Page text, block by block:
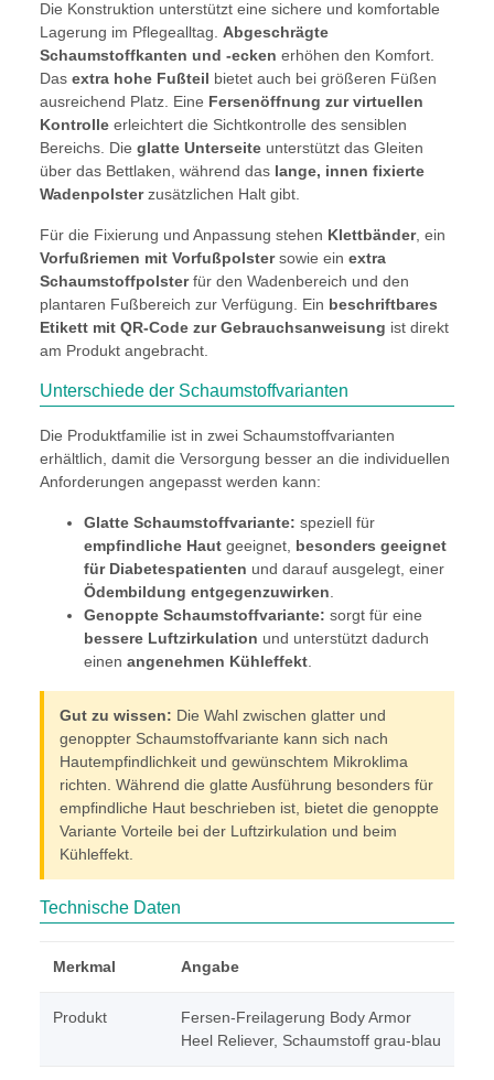
Die Konstruktion unterstützt eine sichere und komfortable
Lagerung im Pflegealltag. Abgeschrägte
Schaumstoffkanten und -ecken erhöhen den Komfort.
Das extra hohe Fußteil bietet auch bei größeren Füßen
ausreichend Platz. Eine Fersenöffnung zur virtuellen
Kontrolle erleichtert die Sichtkontrolle des sensiblen
Bereichs. Die glatte Unterseite unterstützt das Gleiten
über das Bettlaken, während das lange, innen fixierte
Wadenpolsterzusätzlichen Halt gibt.
Für die Fixierung und Anpassung stehen Klettbänder, ein
Vorfußriemen mit Vorfußpolstersowie ein extra
Schaumstoffpolsterfür den Wadenbereich und den
plantaren Fußbereich zur Verfügung. Ein beschriftbares
Etikett mit QR-Code zur Gebrauchsanweisung ist direkt
am Produkt angebracht.
Unterschiede der Schaumstoffvarianten
Die Produktfamilie ist in zwei Schaumstoffvarianten
erhältlich, damit die Versorgung besser an die individuellen
Anforderungen angepasst werden kann:
Glatte Schaumstoffvariante: speziell für
empfindliche Haut geeignet, besonders geeignet
für Diabetespatienten und darauf ausgelegt, einer
Ödembildung entgegenzuwirken
Genoppte Schaumstoffvariante: sorgt für eine
bessere Luftzirkulation und unterstützt dadurch
einen angenehmen Kühleffekt
Gut zu wissen: Die Wahl zwischen glatter und
genoppter Schaumstoffvariante kann sich nach
Hautempfindlichkeit und gewünschtem Mikroklima
richten. Während die glatte Ausführung besonders für
empfindliche Haut beschrieben ist, bietet die genoppte
Variante Vorteile bei der Luftzirkulation und beim
Kühleffekt.
Technische Daten
Merkmal Angabe
Produkt
Fersen-Freilagerung Body Armor
Heel Reliever, Schaumstoff grau-blau